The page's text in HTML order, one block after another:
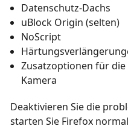
Datenschutz-Dachs
uBlock Origin (selten)
NoScript
Zusatzoptionen für
Kamera
Deaktivieren Sie die
starten Sie Firefox